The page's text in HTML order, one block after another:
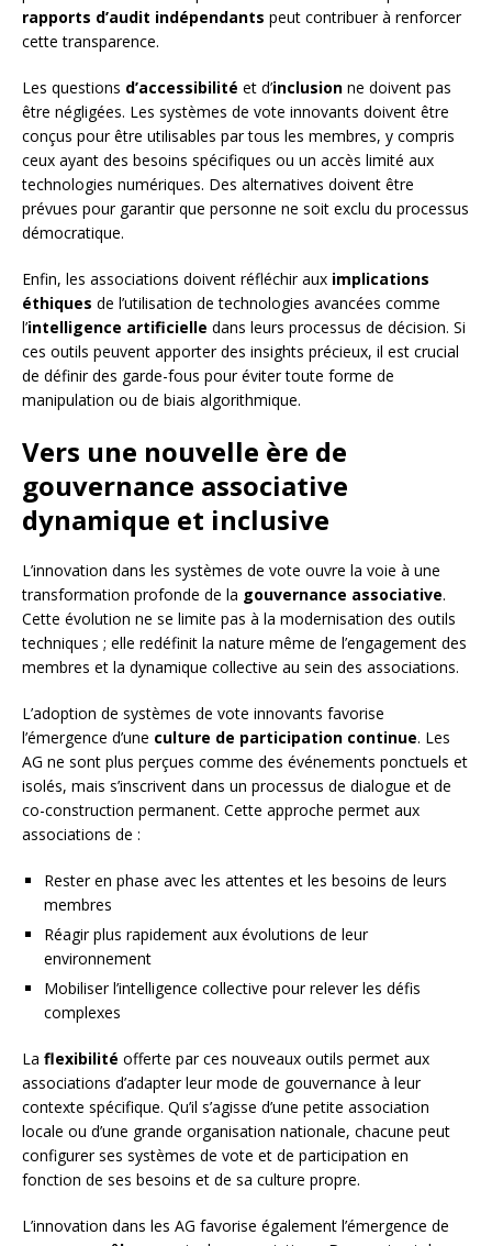
rapports d’audit indépendants peut contribuer à renforcer
cette transparence.
Les questions d’accessibilité et d’inclusion ne doivent pas
être négligées. Les systèmes de vote innovants doivent être
conçus pour être utilisables par tous les membres, y compris
ceux ayant des besoins spécifiques ou un accès limité aux
technologies numériques. Des alternatives doivent être
prévues pour garantir que personne ne soit exclu du processus
démocratique.
Enfin, les associations doivent réfléchir aux implications
éthiques de l’utilisation de technologies avancées comme
l’intelligence artificielle dans leurs processus de décision. Si
ces outils peuvent apporter des insights précieux, il est crucial
de définir des garde-fous pour éviter toute forme de
manipulation ou de biais algorithmique.
Vers une nouvelle ère de
gouvernance associative
dynamique et inclusive
L’innovation dans les systèmes de vote ouvre la voie à une
transformation profonde de la gouvernance associative.
Cette évolution ne se limite pas à la modernisation des outils
techniques ; elle redéfinit la nature même de l’engagement des
membres et la dynamique collective au sein des associations.
L’adoption de systèmes de vote innovants favorise
l’émergence d’une culture de participation continue. Les
AG ne sont plus perçues comme des événements ponctuels et
isolés, mais s’inscrivent dans un processus de dialogue et de
co-construction permanent. Cette approche permet aux
associations de :
Rester en phase avec les attentes et les besoins de leurs
membres
Réagir plus rapidement aux évolutions de leur
environnement
Mobiliser l’intelligence collective pour relever les défis
complexes
La flexibilité offerte par ces nouveaux outils permet aux
associations d’adapter leur mode de gouvernance à leur
contexte spécifique. Qu’il s’agisse d’une petite association
locale ou d’une grande organisation nationale, chacune peut
configurer ses systèmes de vote et de participation en
fonction de ses besoins et de sa culture propre.
L’innovation dans les AG favorise également l’émergence de